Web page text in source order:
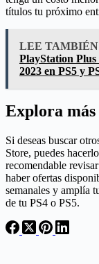
títulos tu próximo
LEE TAMBIÉN
PlayStation
2023 en PS5 y
Explora más
Si deseas buscar
Store, puedes
recomendable
haber ofertas
semanales y amplía
de tu PS4 o PS5.